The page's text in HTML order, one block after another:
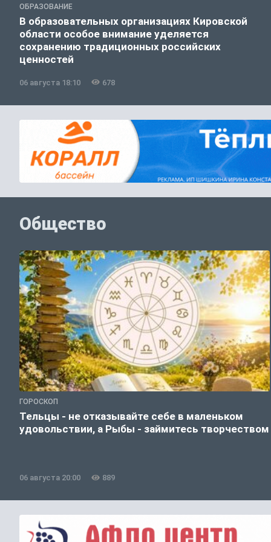
ОБРАЗОВАНИЕ
В образовательных организациях Кировской
области особое внимание уделяется
сохранению традиционных российских
ценностей
06 августа 18:10 678
Общество
ГОРОСКОП
Тельцы - не отказывайте себе в маленьком
удовольствии, а Рыбы - займитесь творчеством
06 августа 20:00 889